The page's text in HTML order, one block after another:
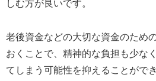
しむ方が良いです。
老後資金などの大切な資金のため
おくことで、精神的な負担も少な
てしまう可能性を抑えることがで